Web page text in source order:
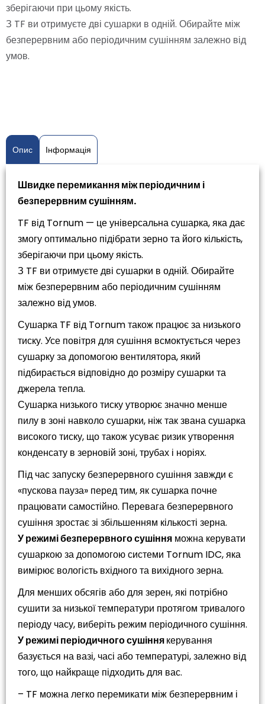
зберігаючи при цьому якість.
З TF ви отримуєте дві сушарки в одній. Обирайте між
безперервним або періодичним сушінням залежно від
умов.
Опис Інформація
Швидке перемикання між періодичним і
безперервним сушінням.
TF від Tornum — це універсальна сушарка, яка дає
змогу оптимально підібрати зерно та його кількість,
зберігаючи при цьому якість.
З TF ви отримуєте дві сушарки в одній. Обирайте
між безперервним або періодичним сушінням
залежно від умов.
Сушарка TF від Tornum також працює за низького
тиску. Усе повітря для сушіння всмоктується через
сушарку за допомогою вентилятора, який
підбирається відповідно до розміру сушарки та
джерела тепла.
Сушарка низького тиску утворює значно менше
пилу в зоні навколо сушарки, ніж так звана сушарка
високого тиску, що також усуває ризик утворення
конденсату в зерновій зоні, трубах і норіях.
Під час запуску безперервного сушіння завжди є
«пускова пауза» перед тим, як сушарка почне
працювати самостійно. Перевага безперервного
сушіння зростає зі збільшенням кількості зерна.
У режимі безперервного сушіння можна керувати
сушаркою за допомогою системи Tornum IDC, яка
вимірює вологість вхідного та вихідного зерна.
Для менших обсягів або для зерен, які потрібно
сушити за низької температури протягом тривалого
періоду часу, виберіть режим періодичного сушіння.
У режимі періодичного сушіннякерування
базується на вазі, часі або температурі, залежно від
того, що найкраще підходить для вас.
– TF можна легко перемикати між безперервним і